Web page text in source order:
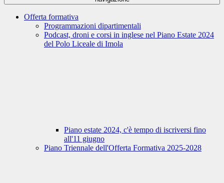
Offerta formativa
Programmazioni dipartimentali
Podcast, droni e corsi in inglese nel Piano Estate 2024
del Polo Liceale di Imola
Piano estate 2024, c'è tempo di iscriversi fino
all'11 giugno
Piano Triennale dell'Offerta Formativa 2025-2028